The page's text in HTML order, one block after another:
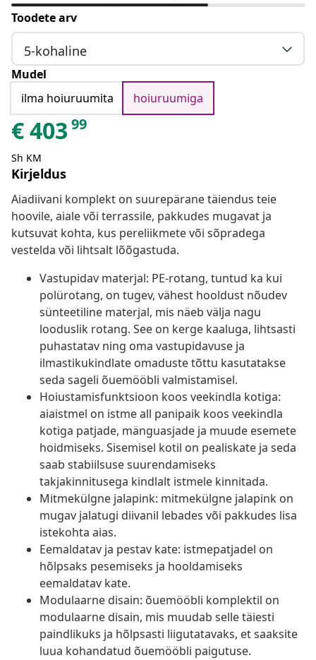
Toodete arv
5-kohaline
Mudel
ilma hoiuruumita
hoiuruumiga
€403 99
Sh KM
Kirjeldus
Aiadiivani komplekt on suurepärane täiendus teie
hoovile, aiale või terrassile, pakkudes mugavat ja
kutsuvat kohta, kus pereliikmete või sõpradega
vestelda või lihtsalt lõõgastuda.
Vastupidav materjal: PE-rotang, tuntud ka kui
polürotang, on tugev, vähest hooldust nõudev
sünteetiline materjal, mis näeb välja nagu
looduslik rotang. See on kerge kaaluga, lihtsasti
puhastatav ning oma vastupidavuse ja
ilmastikukindlate omaduste tõttu kasutatakse
seda sageli õuemööbli valmistamisel.
Hoiustamisfunktsioon koos veekindla kotiga:
aiaistmel on istme all panipaik koos veekindla
kotiga patjade, mänguasjade ja muude esemete
hoidmiseks. Sisemisel kotil on pealiskate ja seda
saab stabiilsuse suurendamiseks
takjakinnitusega kindlalt istmele kinnitada.
Mitmekülgne jalapink: mitmekülgne jalapink on
mugav jalatugi diivanil lebades või pakkudes lisa
istekohta aias.
Eemaldatav ja pestav kate: istmepatjadel on
hõlpsaks pesemiseks ja hooldamiseks
eemaldatav kate.
Modulaarne disain: õuemööbli komplektil on
modulaarne disain, mis muudab selle täiesti
paindlikuks ja hõlpsasti liigutatavaks, et saaksite
luua kohandatud õuemööbli paigutuse.